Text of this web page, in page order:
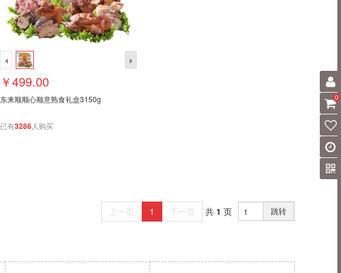
￥499.00
东来顺顺心顺意熟食礼盒3150g
已有3286人购买
上一页 1 下一页 共 1 页 跳转
0